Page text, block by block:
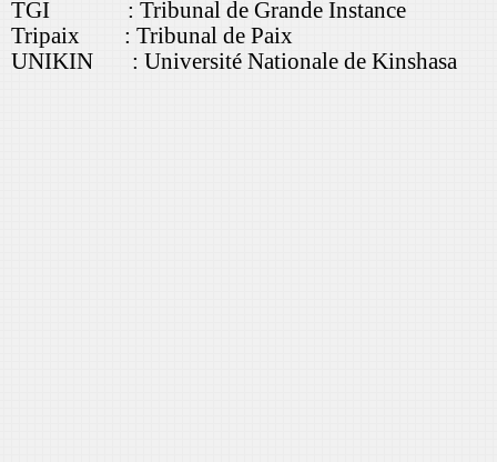
TGI : Tribunal de Grande Instance
Tripaix : Tribunal de Paix
UNIKIN : Université Nationale de Kinshasa